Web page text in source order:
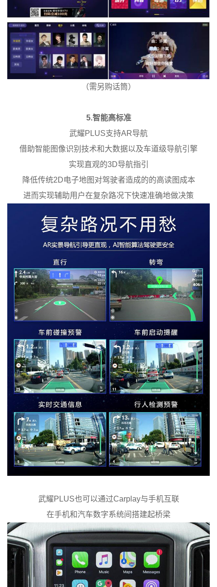
（需另购话筒）
5.智能高标准
武耀PLUS支持AR导航
借助智能图像识别技术和大数据以及车道级导航引擎
实现直观的3D导航指引
降低传统2D电子地图对驾驶者造成的的高读图成本
进而实现辅助用户在复杂路况下快速准确地做决策
武耀PLUS也可以通过Carplay与手机互联
在手机和汽车数字系统间搭建起桥梁